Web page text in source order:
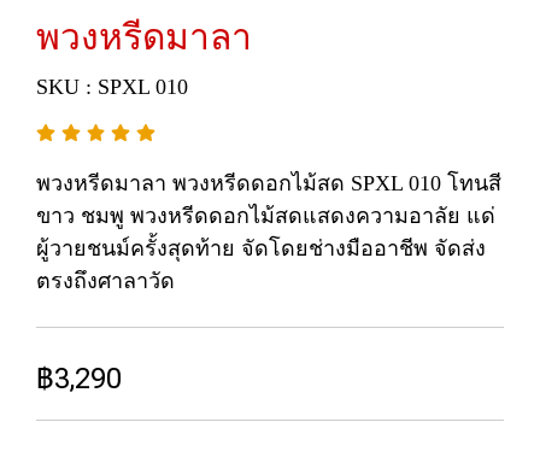
พวงหรีดมาลา
SKU : SPXL 010
พวงหรีดมาลา พวงหรีดดอกไม้สด SPXL 010 โทนสี
ขาว ชมพู พวงหรีดดอกไม้สดแสดงความอาลัย แด่
ผู้วายชนม์ครั้งสุดท้าย จัดโดยช่างมืออาชีพ จัดส่ง
ตรงถึงศาลาวัด
฿3,290